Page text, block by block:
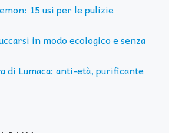
15 usi per le pulizie
in modo ecologico e senza
di Lumaca: anti-età, purificante